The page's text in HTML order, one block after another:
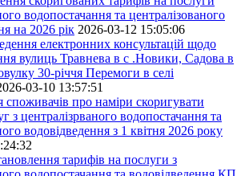
водопостачання та централізованого
на 2026 рік 2026-03-12 15:05:06
електронних консультацій щодо
вулиць Травнева в с .Новики, Садова в
30-річчя Перемоги в селі
03-10 13:57:51
про наміри скоригувати
з централізрваного водопостачання та
водовідведення з 1 квітня 2026 року
тарифів на послуги з